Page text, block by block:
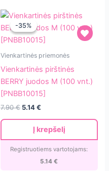
-35%
Vienkartinės
juodos
M
(100
vnt.)
[PNBB10015]
-35%
Vienkartinės priemonės
Vienkartinės pirštinės
BERRY juodos M (100 vnt.)
[PNBB10015]
7.90€ Original
7.90 €.
5.14€
5.14 €.
Į krepšelį
Registruotiems vartotojams:
5.14€